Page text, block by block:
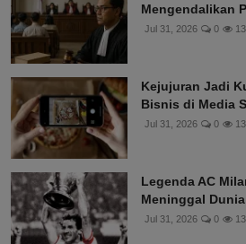
Mengendalikan
Jul 31, 2026 0 13
Kejujuran Jadi
Bisnis di Media
Jul 31, 2026 0 13
Legenda AC
Meninggal
Jul 31, 2026 0 13